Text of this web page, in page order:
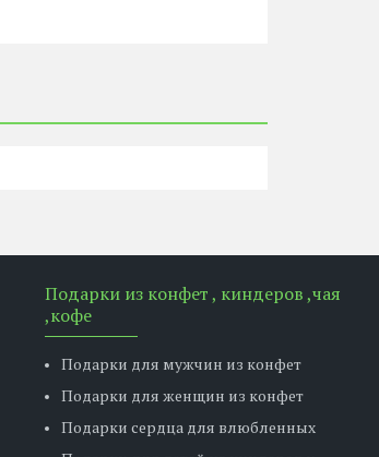
Подарки из конфет , киндеров ,чая
,кофе
Подарки для мужчин из конфет
Подарки для женщин из конфет
Подарки сердца для влюбленных